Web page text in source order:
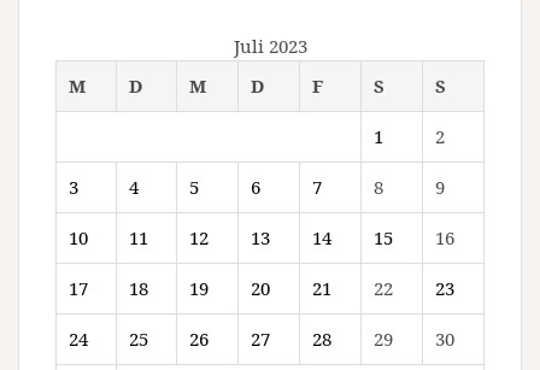
Juli 2023
M
D M D F S S
1 2
3 4 5 6 7 8 9
10 11 12 13 14 15 16
17 18 19 20 21 22 23
24 25 26 27 28 29 30